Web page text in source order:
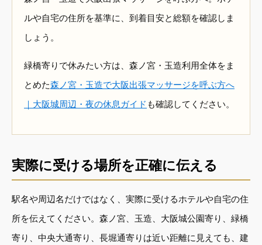
ルや自宅の住所を基準に、到着目安と総額を確認しま
しょう。
緑橋寄りで休みたい方は、森ノ宮・玉造利用全体をま
とめた森ノ宮・玉造で大阪出張マッサージを呼ぶ方へ
｜大阪城周辺・夜の休息ガイド も確認してください。
実際に受ける場所を正確に伝える
駅名や周辺名だけではなく、実際に受けるホテルや自宅の住
所を伝えてください。森ノ宮、玉造、大阪城公園寄り、緑橋
寄り、中央大通寄り、長堀通寄りは近い距離に見えても、建